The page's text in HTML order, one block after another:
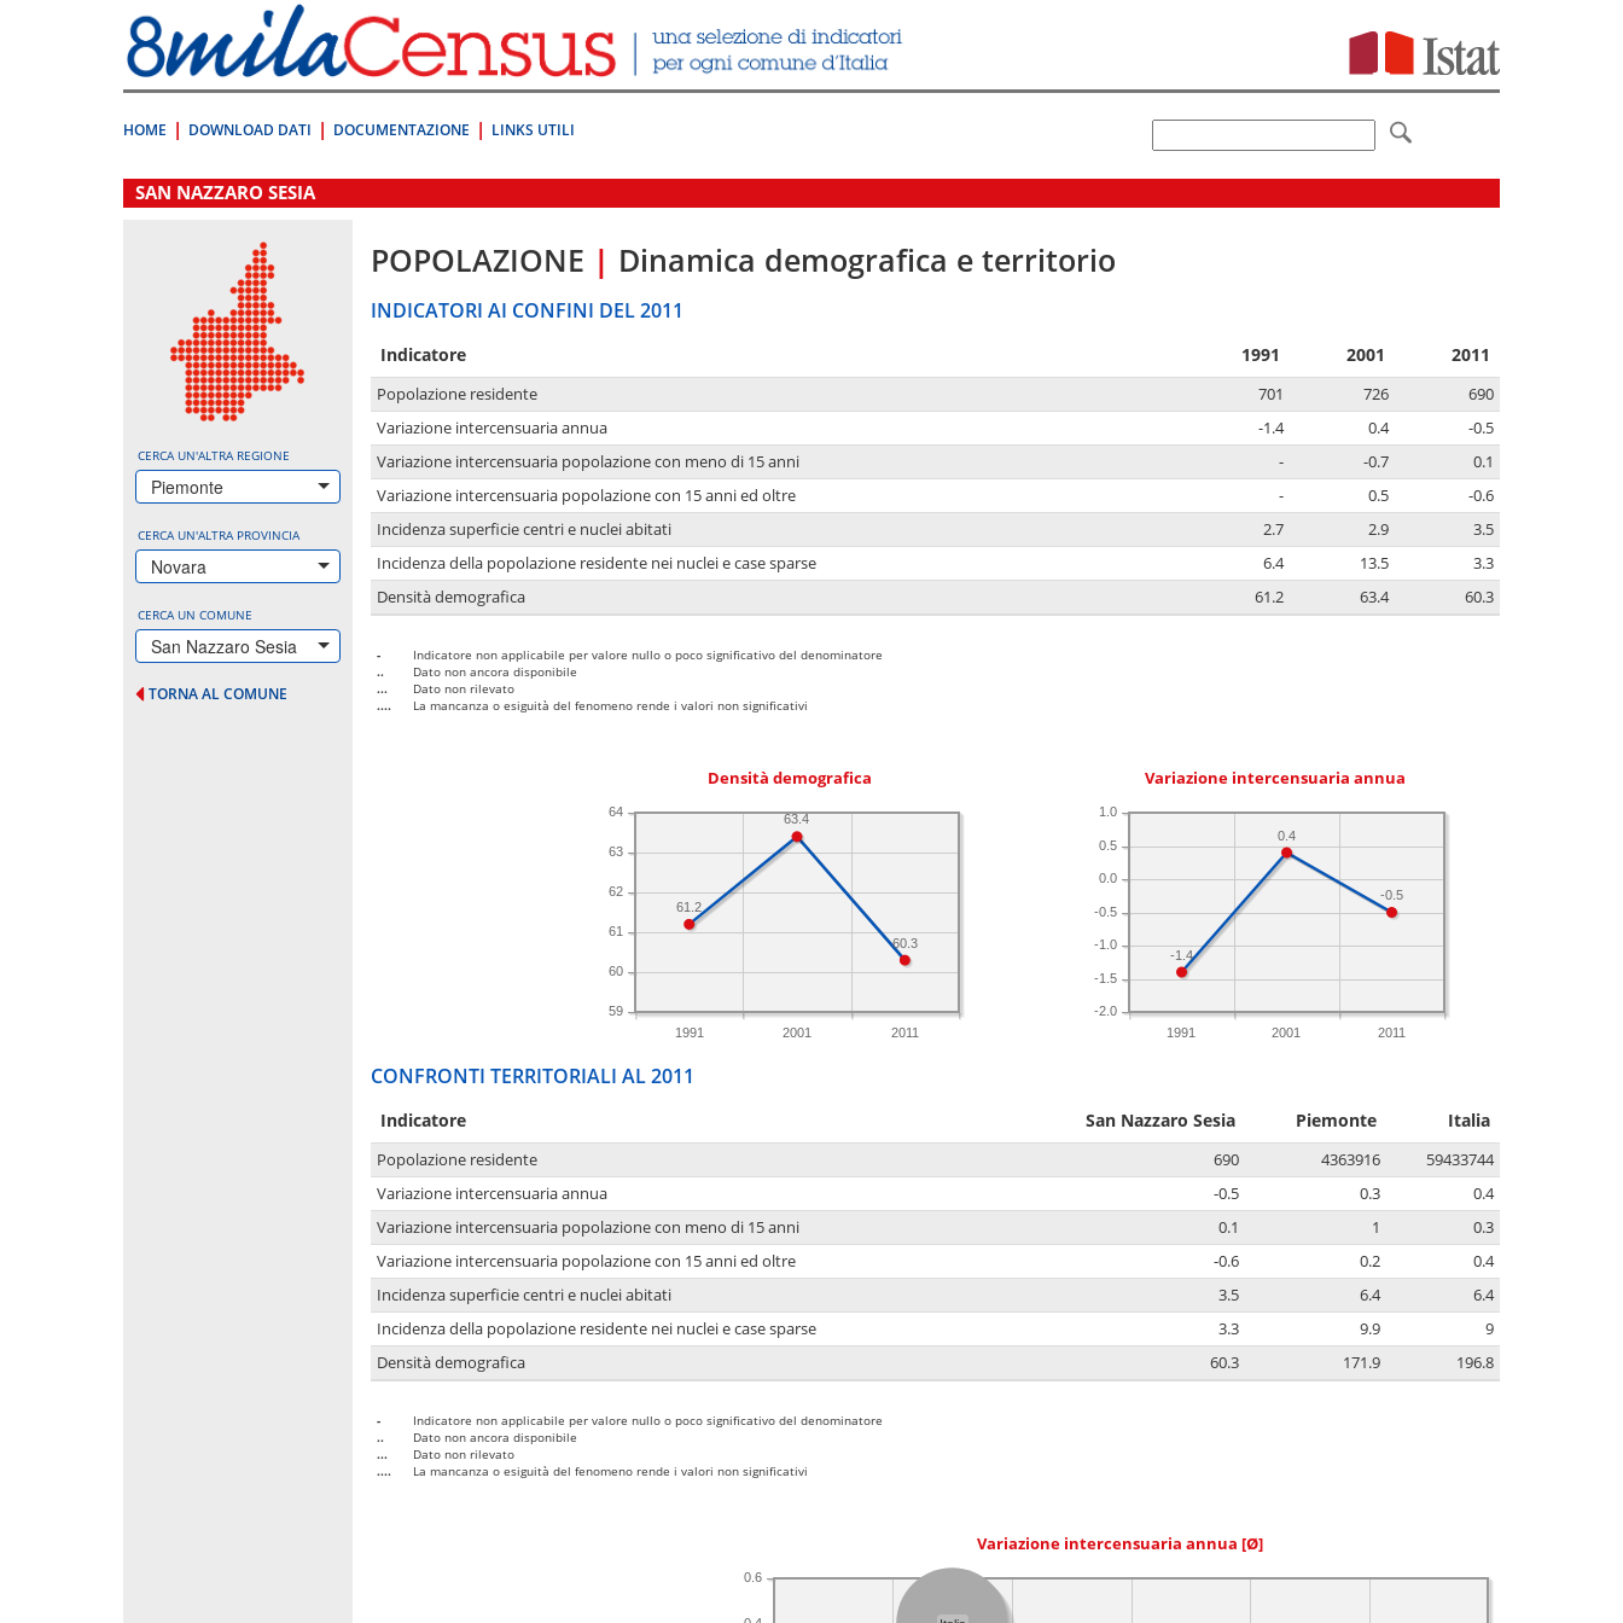
direttamente
a:
Contenuto
HOME DOWNLOAD DATI DOCUMENTAZIONE LINKS UTILI
.
SAN NAZZARO SESIA
CERCA UN'ALTRA REGIONE
Piemonte
CERCA UN'ALTRA PROVINCIA
Novara
CERCA UN COMUNE
San Nazzaro Sesia
TORNA AL COMUNE
POPOLAZIONE | Dinamica demografica e territorio
INDICATORI AI CONFINI DEL 2011
Indicatore 1991 2001 2011
Popolazione residente 701 726
690
Variazione intercensuaria annua
-1.4 0.4
-0.5
Variazione intercensuaria popolazione con meno di 15 anni
- -0.7
0.1
Variazione intercensuaria popolazione con 15 anni ed oltre
- 0.5
-0.6
Incidenza superficie centri e nuclei abitati
2.7 2.9
3.5
Incidenza della popolazione residente nei nuclei e case sparse
6.4 13.5
3.3
Densità demografica
61.2 63.4 60.3
-
Indicatore non applicabile per valore nullo o poco significativo del denominatore
..
Dato non ancora disponibile
...
Dato non rilevato
....
La mancanza o esiguità del fenomeno rende i valori non significativi
Densità demografica
1991 2001 2011
59
60
61
62
63
64
60.3
63.4
61.2
Variazione intercensuaria annua
1991 2001 2011
-2.0
-1.5
-1.0
-0.5
0.0
0.5
1.0
-0.5
0.4
-1.4
CONFRONTI TERRITORIALI AL 2011
Indicatore San Nazzaro Sesia Piemonte Italia
Popolazione residente 690 4363916
59433744
Variazione intercensuaria annua
-0.5 0.3
0.4
Variazione intercensuaria popolazione con meno di 15 anni
0.1 1
0.3
Variazione intercensuaria popolazione con 15 anni ed oltre
-0.6 0.2
0.4
Incidenza superficie centri e nuclei abitati
3.5 6.4
6.4
Incidenza della popolazione residente nei nuclei e case sparse
3.3 9.9
9
Densità demografica
60.3 171.9 196.8
-
Indicatore non applicabile per valore nullo o poco significativo del denominatore
..
Dato non ancora disponibile
...
Dato non rilevato
....
La mancanza o esiguità del fenomeno rende i valori non significativi
Variazione intercensuaria annua [Ø]
0.6